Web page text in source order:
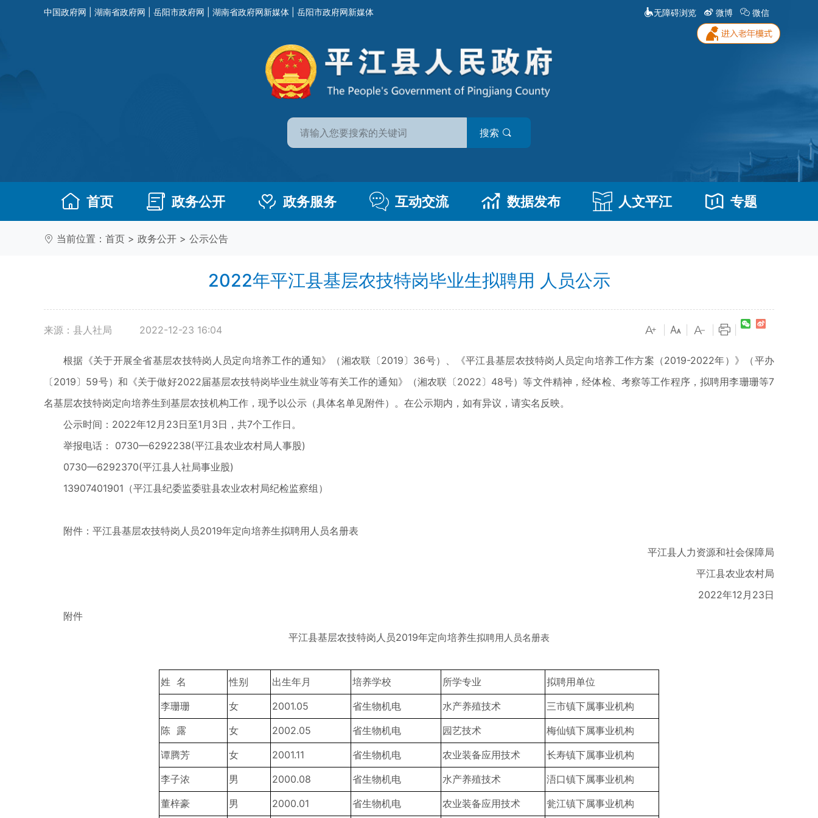
中国政府网 湖南省政府网 岳阳市政府网 湖南省政府网新媒体 岳阳市政府网新媒体 无障碍浏览 微博 微信
搜索
首页 政务公开 政务服务 互动交流 数据发布 人文平江 专题
当前位置： 首页 > 政务公开 > 公示公告
2022年平江县基层农技特岗毕业生拟聘用 人员公示
来源：县人社局 2022-12-23 16:04
根据《关于开展全省基层农技特岗人员定向培养工作的通知》（湘农联〔2019〕36号）、《平江县基层农技特岗人员定向培养工作方案（2019-2022年）》（平办
〔2019〕59号）和《关于做好2022届基层农技特岗毕业生就业等有关工作的通知》（湘农联〔2022〕48号）等文件精神，经体检、考察等工作程序，拟聘用李珊珊等7
名基层农技特岗定向培养生到基层农技机构工作，现予以公示（具体名单见附件）。在公示期内，如有异议，请实名反映。
公示时间：2022年12月23日至1月3日，共7个工作日。
举报电话： 0730—6292238(平江县农业农村局人事股)
0730—6292370(平江县人社局事业股)
13907401901（平江县纪委监委驻县农业农村局纪检监察组）
附件：平江县基层农技特岗人员2019年定向培养生拟聘用人员名册表
平江县人力资源和社会保障局
平江县农业农村局
2022年12月23日
附件
平江县基层农技特岗人员2019年定向培养生拟聘用人员名册表
姓 名 性别 出生年月 培养学校 所学专业
拟聘用单位
李珊珊
女 2001.05 省生物机电 水产养殖技术
三市镇下属事业机构
陈 露
女 2002.05 省生物机电 园艺技术
梅仙镇下属事业机构
谭腾芳
女 2001.11 省生物机电 农业装备应用技术
长寿镇下属事业机构
李子浓
男 2000.08 省生物机电 水产养殖技术
浯口镇下属事业机构
董梓豪
男 2000.01 省生物机电 农业装备应用技术 瓮江镇下属事业机构